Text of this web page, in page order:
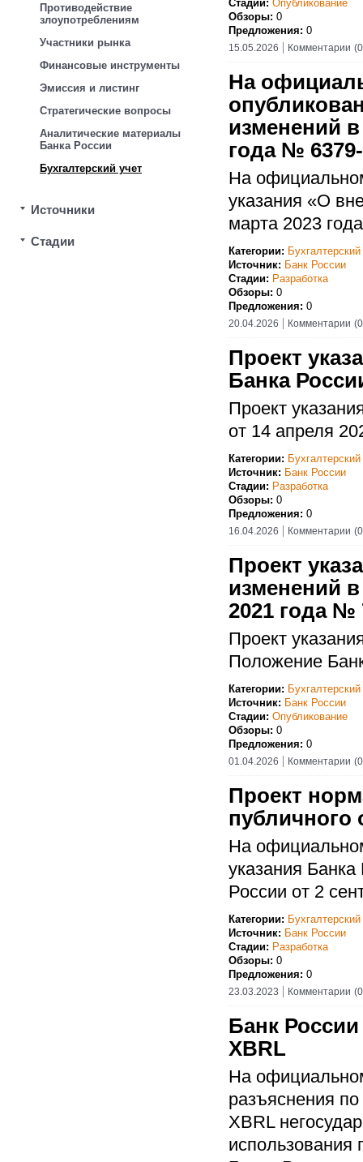
Противодействие
злоупотреблениям
Участники рынка
Финансовые инструменты
Эмиссия и листинг
Стратегические вопросы
Аналитические материалы
Банка России
Бухгалтерский учет
Источники
Стадии
Стадии: Опубликование
Обзоры: 0
Предложения: 0
15.05.2026 Комментарии
На
изменений в
года №
На
указания «О
марта 2023
Категории:
Источник: Банк России
Стадии: Разработка
Обзоры: 0
Предложения: 0
20.04.2026 Комментарии
Проект
Банка
Проект
от 14 апреля
Категории:
Источник: Банк России
Стадии: Разработка
Обзоры: 0
Предложения: 0
16.04.2026 Комментарии
Проект
изменений
2021 года №
Проект
Положение
Категории:
Источник: Банк России
Стадии: Опубликование
Обзоры: 0
Предложения: 0
01.04.2026 Комментарии
Проект
публичного
На
указания
России от 2
Категории:
Источник: Банк России
Стадии: Разработка
Обзоры: 0
Предложения: 0
23.03.2023 Комментарии
Банк
XBRL
На
разъяснения
XBRL
использования